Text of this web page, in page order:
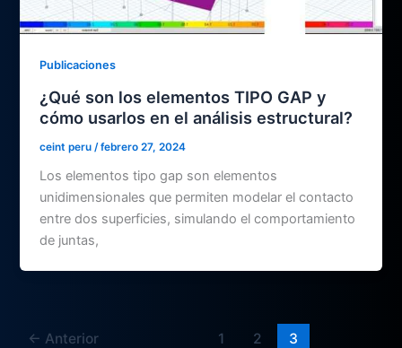
Publicaciones
¿Qué son los elementos TIPO GAP y
cómo usarlos en el análisis estructural?
ceint peru /febrero 27, 2024
Los elementos tipo gap son elementos
unidimensionales que permiten modelar el contacto
entre dos superficies, simulando el comportamiento
de juntas,
← Anterior 1 2 3